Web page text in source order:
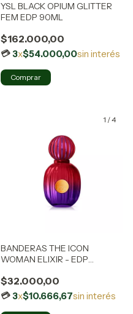
YSL BLACK OPIUM GLITTER
FEM EDP 90ML
$162.000,00
3x$54.000,00sin interés
1 /4
BANDERAS THE ICON
WOMAN ELIXIR - EDP
$32.000,00
3x$10.666,67sin interés